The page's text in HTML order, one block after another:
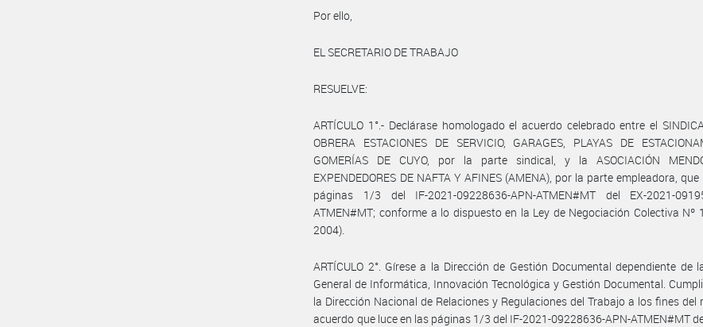
Por ello,
EL SECRETARIO DE TRABAJO
RESUELVE:
ARTÍCULO 1°.- Declárase homologado el acuerdo celebrado entre el
OBRERA ESTACIONES DE SERVICIO, GARAGES, PLAYAS DE
GOMERÍAS DE CUYO, por la parte sindical, y la ASOCIACIÓN
EXPENDEDORES DE NAFTA Y AFINES (AMENA), por la parte empleadora,
páginas 1/3 del IF-2021-09228636-APN-ATMEN#MT del EX-2021-
ATMEN#MT; conforme a lo dispuesto en la Ley de Negociación Colectiva Nº
2004).
ARTÍCULO 2°. Gírese a la Dirección de Gestión Documental dependiente de
General de Informática, Innovación Tecnológica y Gestión Documental.
la Dirección Nacional de Relaciones y Regulaciones del Trabajo a los fines del
acuerdo que luce en las páginas 1/3 del IF-2021-09228636-APN-ATMEN#MT